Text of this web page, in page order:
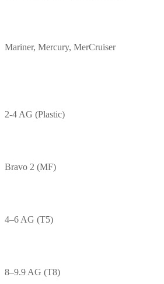
Mariner, Mercury, MerCruiser
2-4 AG (Plastic)
Bravo 2 (MF)
4–6 AG (T5)
8–9.9 AG (T8)